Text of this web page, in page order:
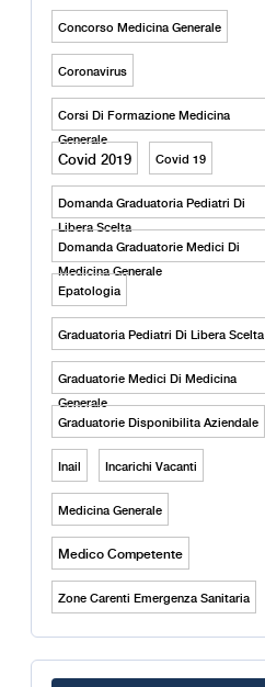
Concorso Medicina Generale
Coronavirus
Corsi Di Formazione Medicina
Generale
Covid 2019 Covid 19
Domanda Graduatoria Pediatri Di
Libera Scelta
Domanda Graduatorie Medici Di
Medicina Generale
Epatologia
Graduatoria Pediatri Di Libera Scelta
Graduatorie Medici Di Medicina
Generale
Graduatorie Disponibilita Aziendale
Inail Incarichi Vacanti
Medicina Generale
Medico Competente
Zone Carenti Emergenza Sanitaria